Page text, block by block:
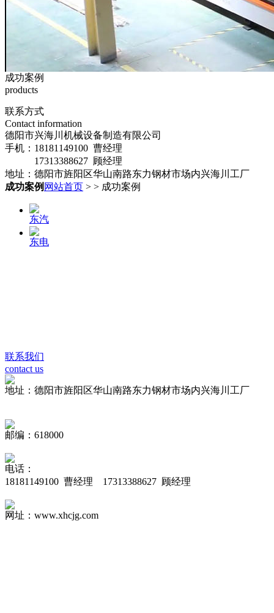
成功案例
products
联系方式
Contact information
德阳市兴海川机械设备制造有限公司
手机：18181149100 曹经理
17313388627 顾经理
地址：德阳市旌阳区华山南路东力钢材市场内兴海川工厂
成功案例 网站首页 > > 成功案例
东汽
东电
联系我们
contact us
地址：德阳市旌阳区华山南路东力钢材市场内兴海川工厂
邮编：618000
电话：
18181149100 曹经理 17313388627 顾经理
网址：www.xhcjg.com